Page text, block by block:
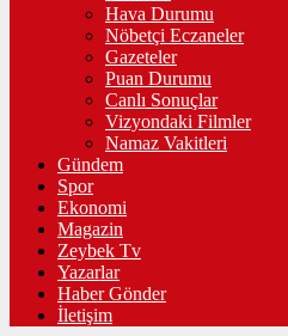
Hava Durumu
Nöbetçi Eczaneler
Gazeteler
Puan Durumu
Canlı Sonuçlar
Vizyondaki Filmler
Namaz Vakitleri
Gündem
Spor
Ekonomi
Magazin
Zeybek Tv
Yazarlar
Haber Gönder
İletişim